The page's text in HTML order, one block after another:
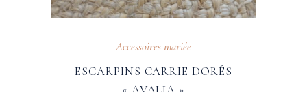
Accessoires mariée
ESCARPINS CARRIE DORÉS